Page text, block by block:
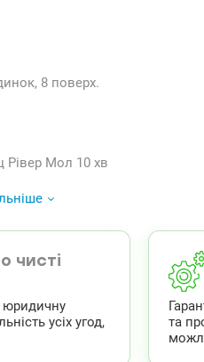
8 поверх.
Рівер Мол 10 хв
будинка в 4 кв.2026
знаходиться на
інфраструктура,
доступу. На
зони для
чисті
юридичну
усіх угод,
та